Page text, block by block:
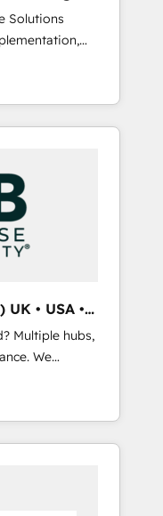
builds, and
and Service
managed
engine.
results.
Solutions
RevOps
content
Hub
financial
Offices in
& London.
Award -
Impact
Excellence
100s of
with
• USA •
Multiple hubs,
We
team can
• CRM